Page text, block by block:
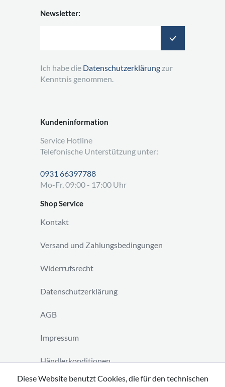
Kundeninformation
Service Hotline
Telefonische Unterstützung unter:
0931 66397788
Mo-Fr, 09:00 - 17:00 Uhr
Shop Service
Kontakt
Versand und Zahlungsbedingungen
Widerrufsrecht
Datenschutzerklärung
AGB
Impressum
Händlerkonditionen
Vertrag widerrufen
Newsletter:
Ich habe die Datenschutzerklärung zur
Kenntnis genommen.
Diese Website benutzt Cookies, die für den technischen